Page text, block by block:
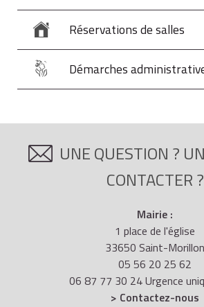
Réservations de salles
Démarches
UNE QUESTION ?
CONTACTER ?
Mairie :
1 place de l'église
33650 Saint-Morillon
05 56 20 25 62
06 87 77 30 24 Urgence
> Contactez-nous